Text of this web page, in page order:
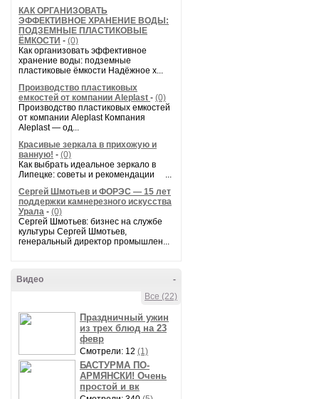
КАК ОРГАНИЗОВАТЬ
ЭФФЕКТИВНОЕ ХРАНЕНИЕ ВОДЫ:
ПОДЗЕМНЫЕ ПЛАСТИКОВЫЕ
ЁМКОСТИ - (0)
Как организовать эффективное
хранение воды: подземные
пластиковые ёмкости Надёжное х...
Производство пластиковых
емкостей от компании Aleplast - (0)
Производство пластиковых емкостей
от компании Aleplast Компания
Aleplast — од...
Красивые зеркала в прихожую и
ванную! - (0)
Как выбрать идеальное зеркало в
Липецке: советы и рекомендации ...
Сергей Шмотьев и ФОРЭС — 15 лет
поддержки камнерезного искусства
Урала - (0)
Сергей Шмотьев: бизнес на службе
культуры Сергей Шмотьев,
генеральный директор промышлен...
-
Видео
Все (22)
Праздничный ужин
из трех блюд на 23
февр
Смотрели: 12 (1)
БАСТУРМА ПО-
АРМЯНСКИ! Очень
простой и вк